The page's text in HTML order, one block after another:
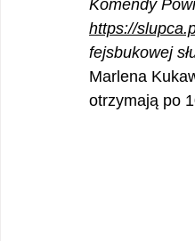
Komendy
https://
fejsbukowej
Marlena
otrzymają po